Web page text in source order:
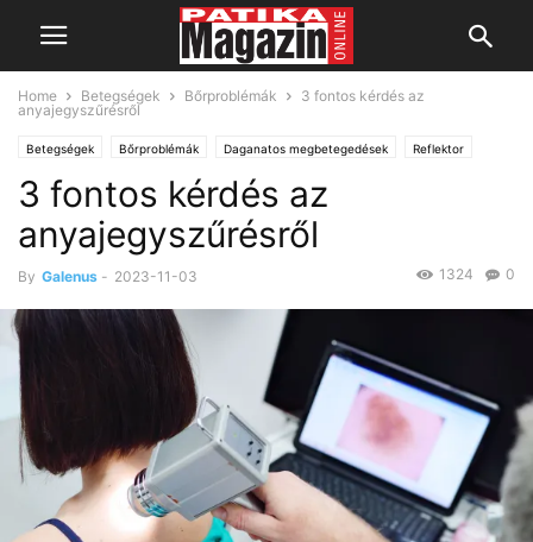
Home Betegségek Bőrproblémák
3 fontos kérdés az
anyajegyszűrésről
Betegségek Bőrproblémák Daganatos megbetegedések Reflektor
3 fontos kérdés az
anyajegyszűrésről
By Galenus - 2023-11-03 0
1324